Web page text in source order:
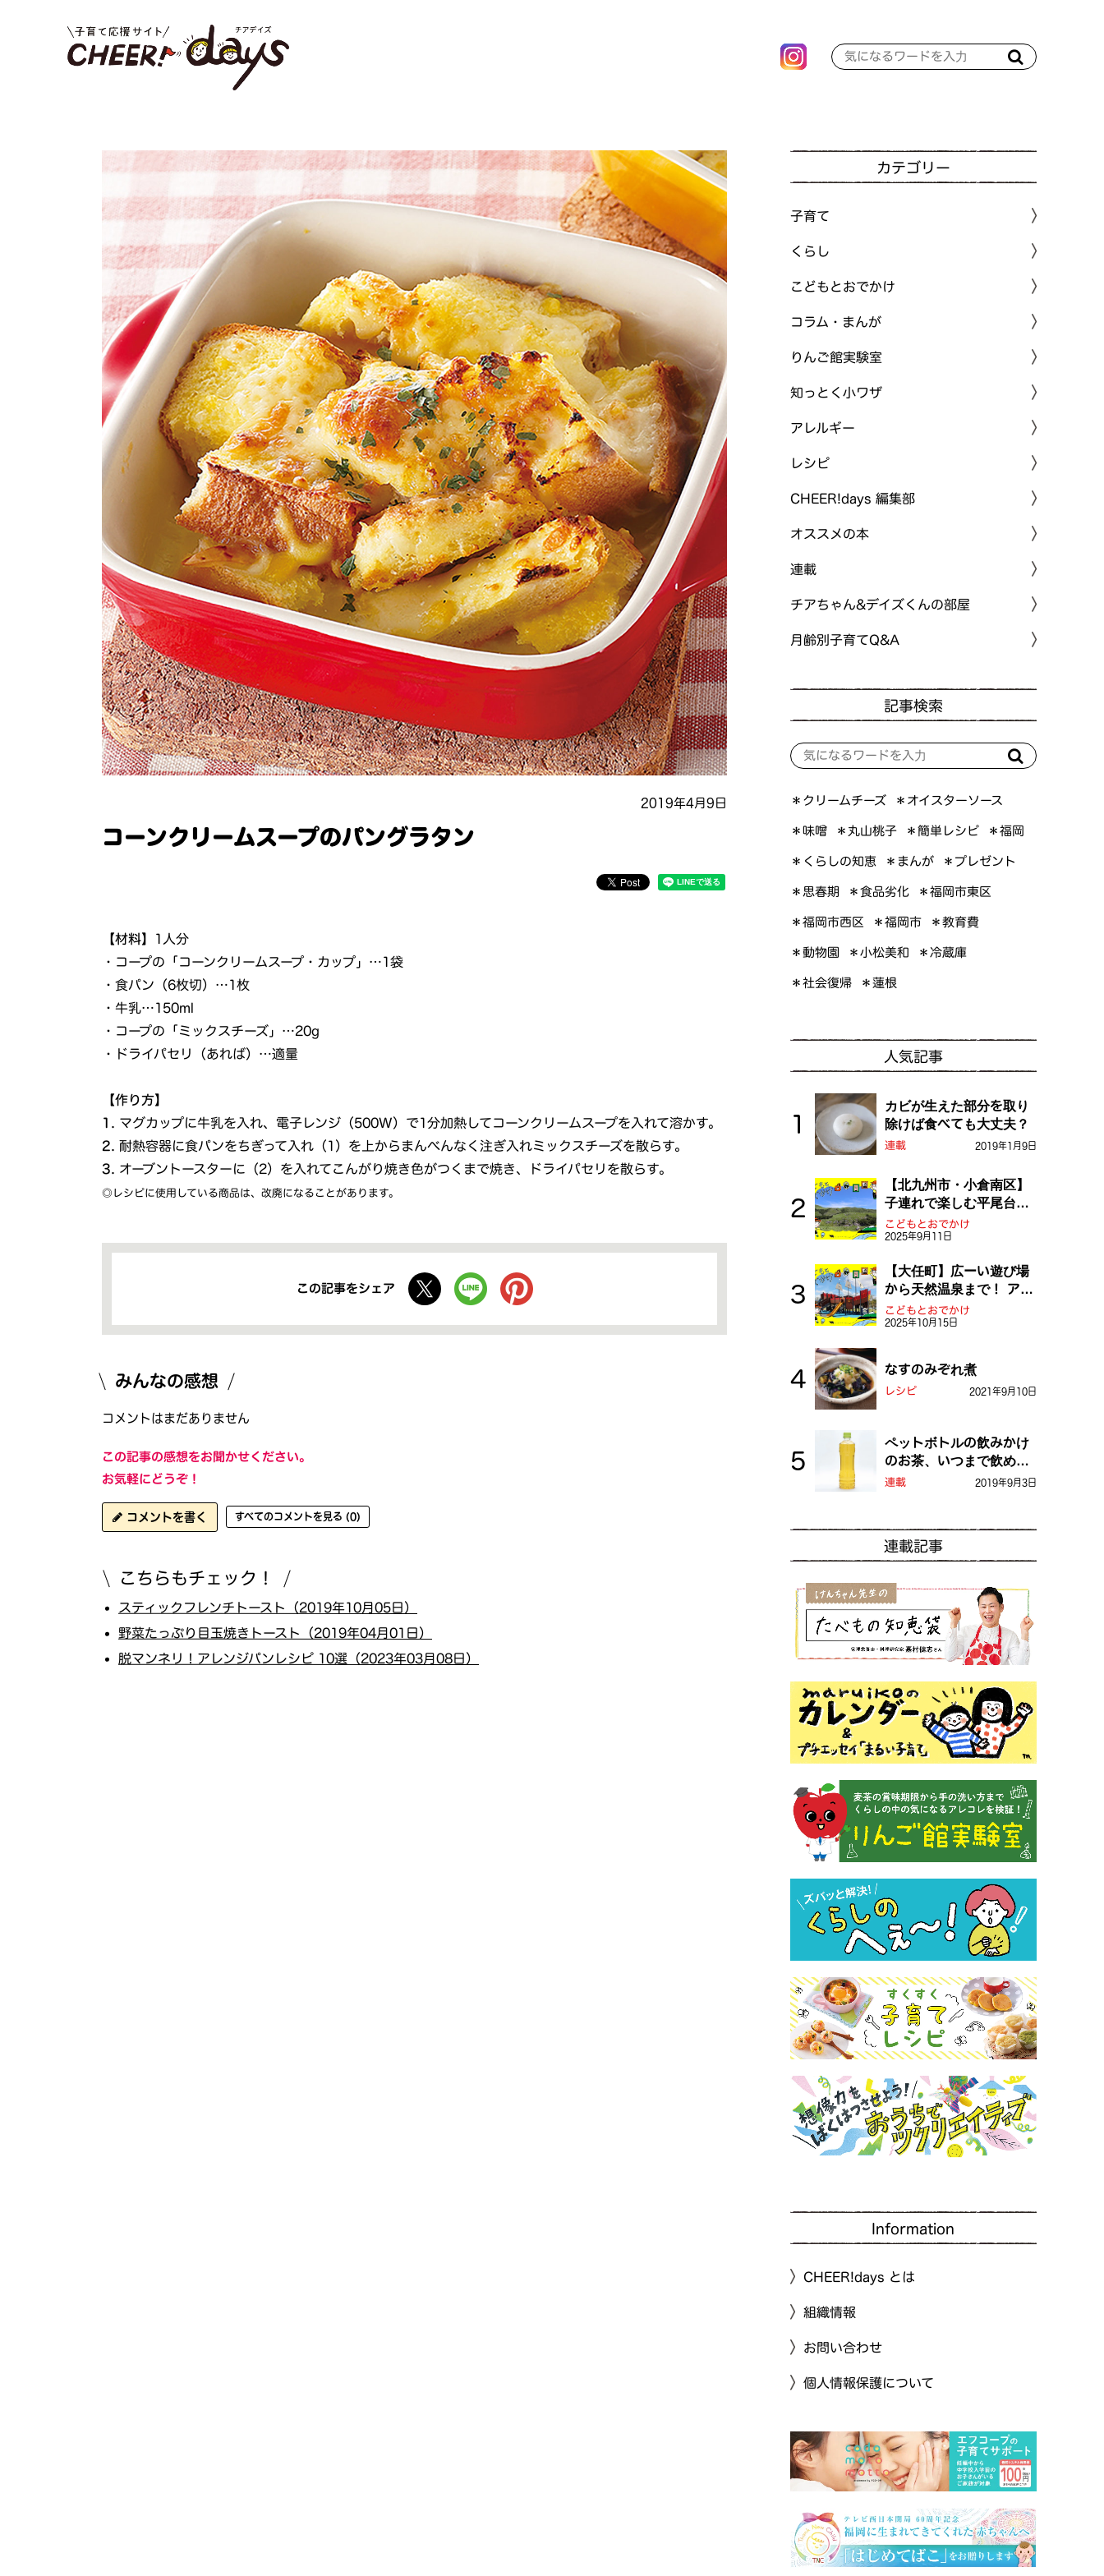
2019年4月9日
コーンクリームスープのパングラタン
【材料】 1人分
・コープの「コーンクリームスープ・カップ」…1袋
・食パン（6枚切）…1枚
・牛乳…150ml
・コープの「ミックスチーズ」…20g
・ドライパセリ（あれば）…適量
【作り方】
1. マグカップに牛乳を入れ、電子レンジ（500W）で1分加熱してコーンクリームスープを入れて溶かす。
2.耐熱容器に食パンをちぎって入れ（1）を上からまんべんなく注ぎ入れミックスチーズを散らす。
3. オーブントースターに（2）を入れてこんがり焼き色がつくまで焼き、ドライパセリを散らす。
◎レシピに使用している商品は、改廃になることがあります。
この記事をシェア
みんなの感想
コメントはまだありません
この記事の感想をお聞かせください。
お気軽にどうぞ！
コメントを書く すべてのコメントを見る (0)
こちらもチェック！
スティックフレンチトースト（2019年10月05日）
野菜たっぷり目玉焼きトースト（2019年04月01日）
脱マンネリ！アレンジパンレシピ 10選（2023年03月08日）
カテゴリー
子育て
くらし
こどもとおでかけ
コラム・まんが
りんご館実験室
知っとく小ワザ
アレルギー
レシピ
CHEER!days 編集部
オススメの本
連載
チアちゃん&デイズくんの部屋
月齢別子育てQ&A
記事検索
＊クリームチーズ ＊オイスターソース
＊味噌 ＊丸山桃子 ＊簡単レシピ ＊福岡
＊くらしの知恵 ＊まんが ＊プレゼント
＊思春期 ＊食品劣化 ＊福岡市東区
＊福岡市西区 ＊福岡市 ＊教育費
＊動物園 ＊小松美和 ＊冷蔵庫
＊社会復帰 ＊蓮根
人気記事
カビが生えた部分を取り
除けば食べても大丈夫？
連載 2019年1月9日
【北九州市・小倉南区】
子連れで楽しむ平尾台！
ふしぎな草原や千仏鍾乳
洞を探検しよう！
こどもとおでかけ
2025年9月11日
【大任町】広ーい遊び場
から天然温泉まで！ アミ
ューズメントな道の駅・
おおとう桜街道
こどもとおでかけ
2025年10月15日
なすのみぞれ煮
レシピ 2021年9月10日
ペットボトルの飲みかけ
のお茶、いつまで飲め
る？
連載 2019年9月3日
連載記事
Information
CHEER!days とは
組織情報
お問い合わせ
個人情報保護について